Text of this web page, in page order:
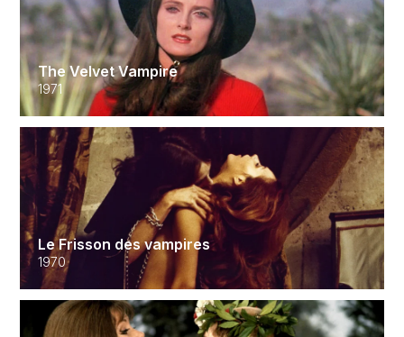
The Velvet Vampire
1971
Le Frisson des vampires
1970